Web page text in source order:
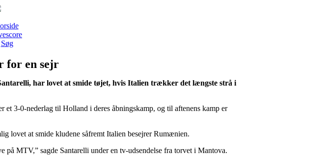
Søg
for en sejr
har lovet at smide tøjet, hvis Italien trækker det længste strå i
et 3-0-nederlag til Holland i deres åbningskamp, og til aftenens kamp er
lovet at smide kludene såfremt Italien besejrer Rumænien.
MTV,” sagde Santarelli under en tv-udsendelse fra torvet i Mantova.